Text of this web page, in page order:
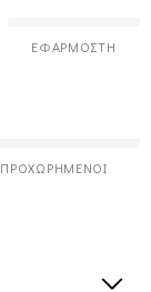
ΕΦΑΡΜΟΣΤΉ
ΠΡΟΧΩΡΗΜΈΝΟΙ